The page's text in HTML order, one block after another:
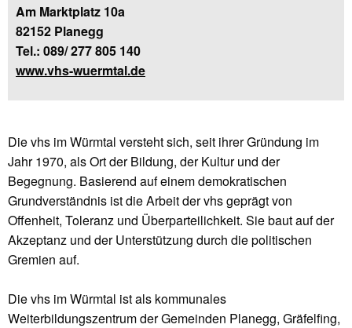
Am Marktplatz 10a
82152 Planegg
Tel.: 089/ 277 805 140
www.vhs-wuermtal.de
Die vhs im Würmtal versteht sich, seit ihrer Gründung im
Jahr 1970, als Ort der Bildung, der Kultur und der
Begegnung. Basierend auf einem demokratischen
Grundverständnis ist die Arbeit der vhs geprägt von
Offenheit, Toleranz und Überparteilichkeit. Sie baut auf der
Akzeptanz und der Unterstützung durch die politischen
Gremien auf.
Die vhs im Würmtal ist als kommunales
Weiterbildungszentrum der Gemeinden Planegg, Gräfelfing,